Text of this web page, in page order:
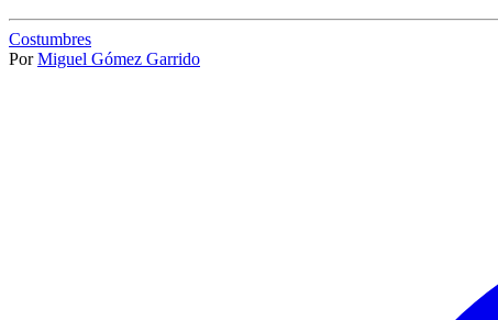
Costumbres
Por Miguel Gómez Garrido